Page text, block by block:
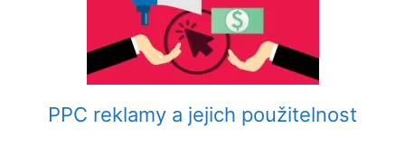
PPC reklamy a jejich použitelnost